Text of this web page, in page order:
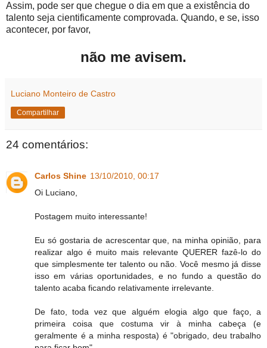
Assim, pode ser que chegue o dia em que a existência do
talento seja cientificamente comprovada. Quando, e se, isso
acontecer, por favor,
não me avisem.
Luciano Monteiro de Castro
Compartilhar
24 comentários:
Carlos Shine 13/10/2010, 00:17
Oi Luciano,
Postagem muito interessante!
Eu só gostaria de acrescentar que, na minha opinião, para
realizar algo é muito mais relevante QUERER fazê-lo do
que simplesmente ter talento ou não. Você mesmo já disse
isso em várias oportunidades, e no fundo a questão do
talento acaba ficando relativamente irrelevante.
De fato, toda vez que alguém elogia algo que faço, a
primeira coisa que costuma vir à minha cabeça (e
geralmente é a minha resposta) é "obrigado, deu trabalho